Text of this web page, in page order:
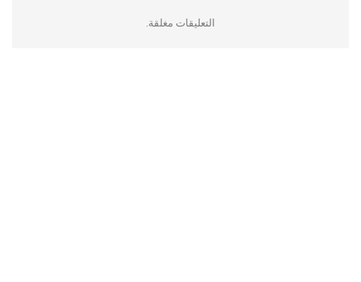
التعليقات مغلقة.